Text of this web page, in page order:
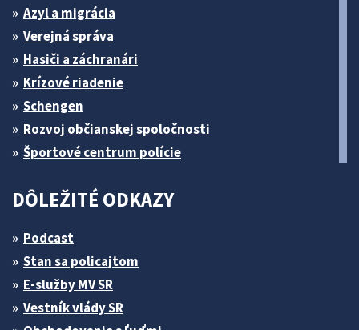
Azyl a migrácia
Verejná správa
Hasiči a záchranári
Krízové riadenie
Schengen
Rozvoj občianskej spoločnosti
Športové centrum polície
DÔLEŽITÉ ODKAZY
Podcast
Stan sa policajtom
E-služby MV SR
Vestník vlády SR